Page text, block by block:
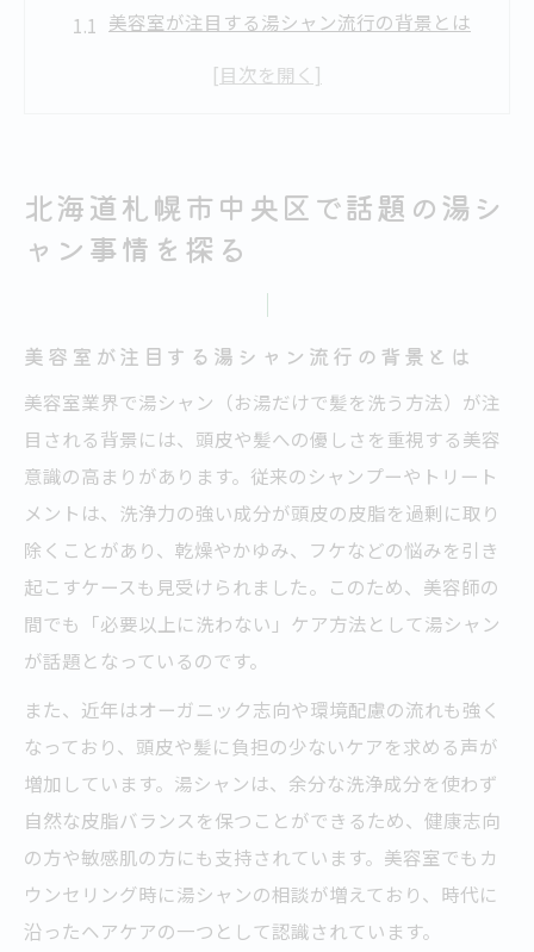
美容室が注目する湯シャン流行の背景とは
北海道札幌市中央区で湯シャンが広がる理
湯シャンやめてほしい声と美容室の対応
美容室でも注目される自宅お湯洗髪の効果とは
湯シャン継続で感じる頭皮の変化と効果
美容室のプロが教える湯シャンの注意点
湯シャンの効果と美容室のケアの違い
女性が自宅湯シャンで得られる実感とは
湯シャンを続けた女性の体験談から学ぶコツ
美容室通いと湯シャンの併用実例を紹介
湯シャン継続した女性の変化とリアル体験
湯シャン朝だけ実践のコツと注意点
美容室が教える湯シャンの長所と短所
頭皮洗浄と湯シャンの違いを美容室解説
美容室から見た自宅ケアのポイント
湯シャンを美容室が推奨する理由とは
北海道札幌市中央区で話題の湯シ
ャン事情を探る
美容室が注目する湯シャン流行の背景とは
美容室業界で湯シャン（お湯だけで髪を洗う方法）が注
目される背景には、頭皮や髪への優しさを重視する美容
意識の高まりがあります。従来のシャンプーやトリート
メントは、洗浄力の強い成分が頭皮の皮脂を過剰に取り
除くことがあり、乾燥やかゆみ、フケなどの悩みを引き
起こすケースも見受けられました。このため、美容師の
間でも「必要以上に洗わない」ケア方法として湯シャン
が話題となっているのです。
また、近年はオーガニック志向や環境配慮の流れも強く
なっており、頭皮や髪に負担の少ないケアを求める声が
増加しています。湯シャンは、余分な洗浄成分を使わず
自然な皮脂バランスを保つことができるため、健康志向
の方や敏感肌の方にも支持されています。美容室でもカ
ウンセリング時に湯シャンの相談が増えており、時代に
沿ったヘアケアの一つとして認識されています。